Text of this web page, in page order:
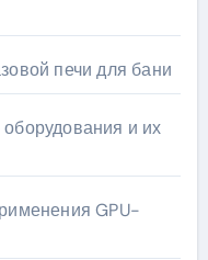
печи для бани
и их
GPU-